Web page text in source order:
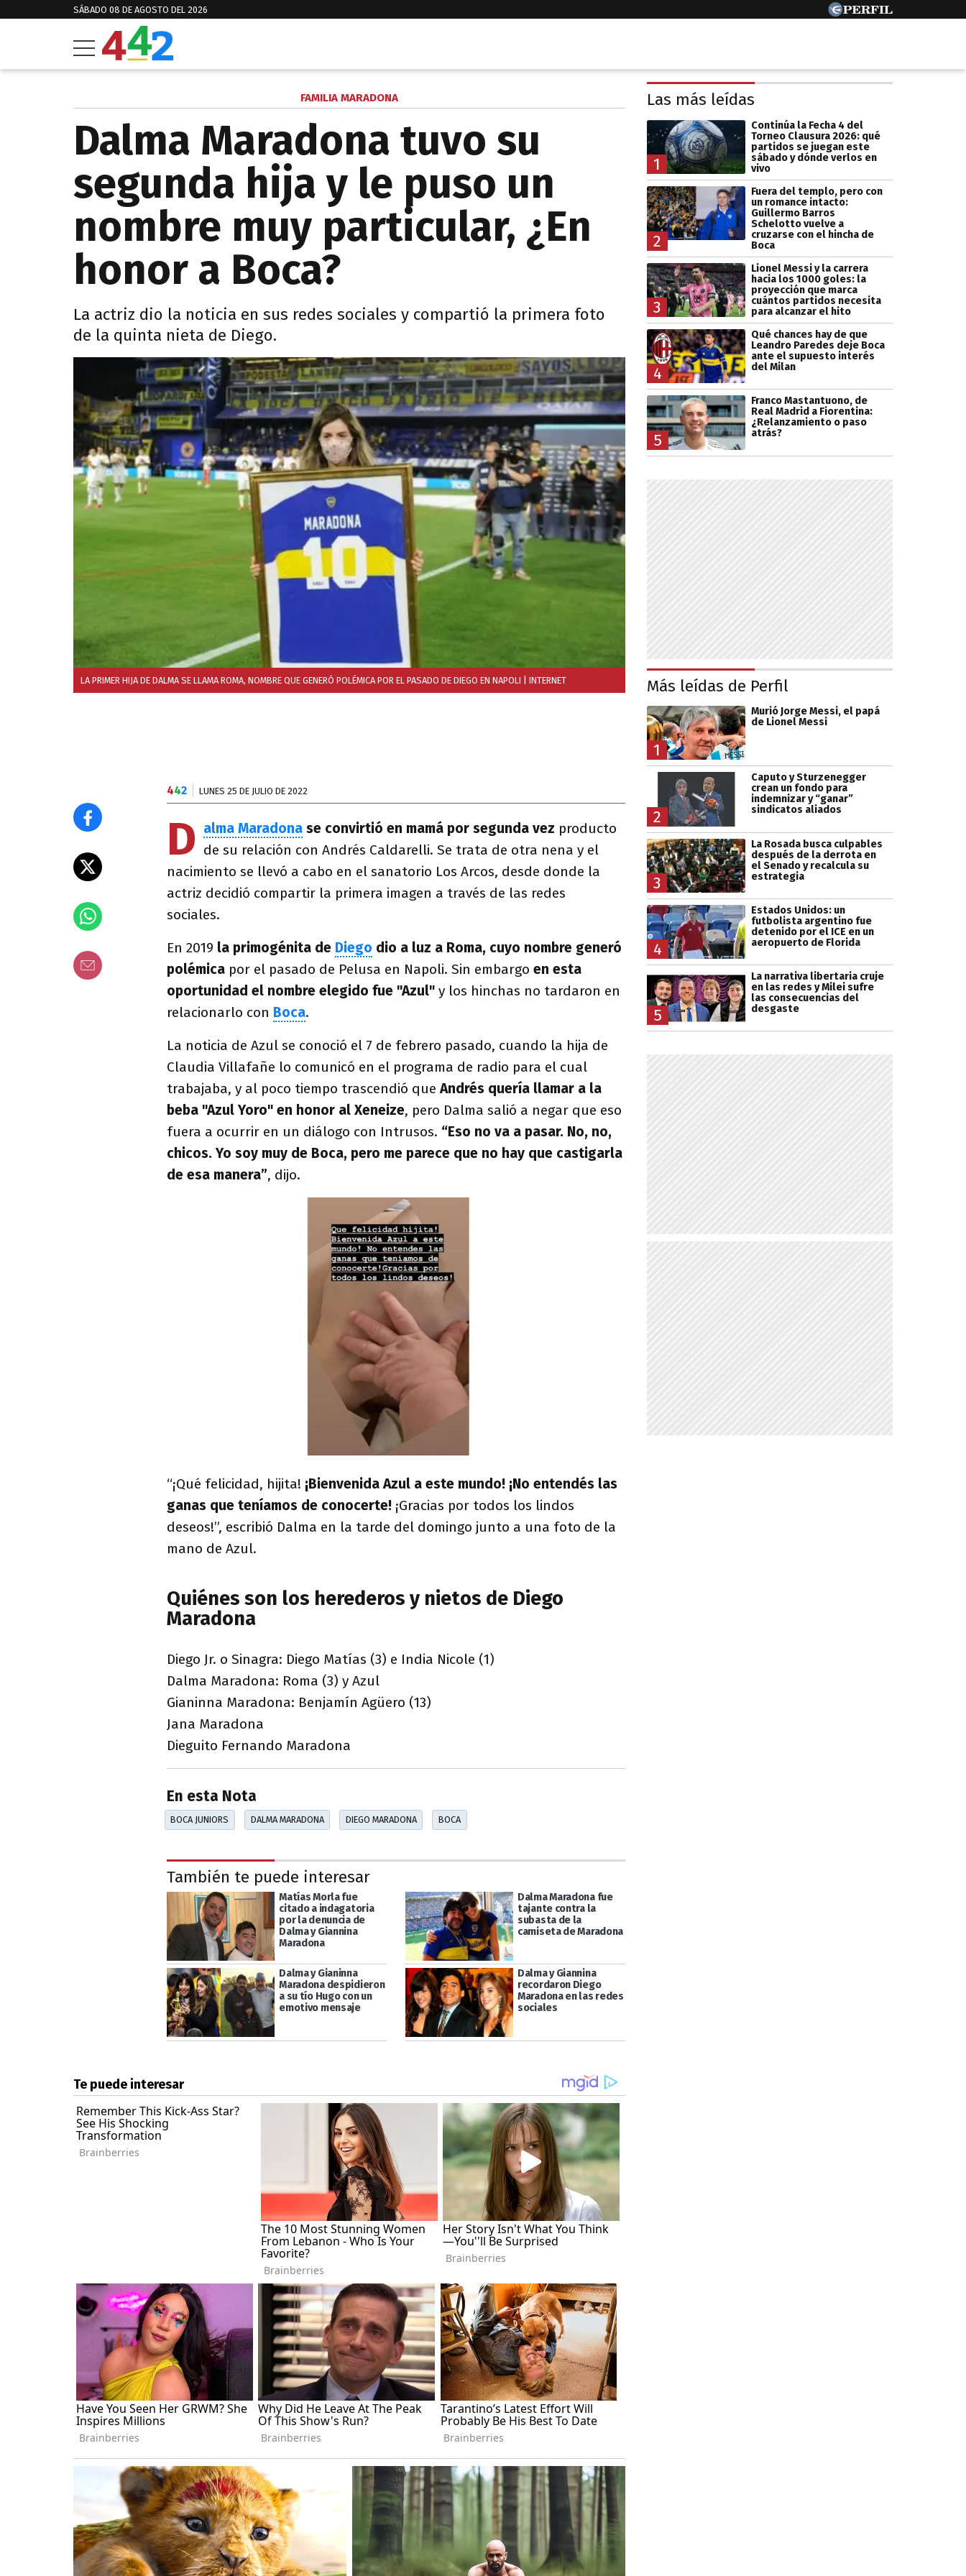
SÁBADO 08 DE AGOSTO DEL 2026
FAMILIA MARADONA
Dalma Maradona tuvo su
segunda hija y le puso un
nombre muy particular, ¿En
honor a Boca?
La actriz dio la noticia en sus redes sociales y compartió la primera foto
de la quinta nieta de Diego.
LA PRIMER HIJA DE DALMA SE LLAMA ROMA, NOMBRE QUE GENERÓ POLÉMICA POR EL PASADO DE DIEGO EN NAPOLI | INTERNET
442 LUNES 25 DE JULIO DE 2022
D alma Maradona se convirtió en mamá por segunda vez producto
de su relación con Andrés Caldarelli. Se trata de otra nena y el
nacimiento se llevó a cabo en el sanatorio Los Arcos, desde donde la
actriz decidió compartir la primera imagen a través de las redes
sociales.
En 2019 la primogénita de Diego dio a luz a Roma, cuyo nombre generó
polémica por el pasado de Pelusa en Napoli. Sin embargo en esta
oportunidad el nombre elegido fue "Azul" y los hinchas no tardaron en
relacionarlo con Boca.
La noticia de Azul se conoció el 7 de febrero pasado, cuando la hija de
Claudia Villafañe lo comunicó en el programa de radio para el cual
trabajaba, y al poco tiempo trascendió queAndrés quería llamar a la
beba "Azul Yoro" en honor al Xeneize, pero Dalma salió a negar que eso
fuera a ocurrir en un diálogo con Intrusos. “Eso no va a pasar. No, no,
chicos. Yo soy muy de Boca, pero me parece que no hay que castigarla
de esa manera”, dijo.
“¡Qué felicidad, hijita! ¡Bienvenida Azul a este mundo! ¡No entendés las
ganas que teníamos de conocerte! ¡Gracias por todos los lindos
deseos!”, escribió Dalma en la tarde del domingo junto a una foto de la
mano de Azul.
Quiénes son los herederos y nietos de Diego
Maradona
Diego Jr. o Sinagra: Diego Matías (3) e India Nicole (1)
Dalma Maradona: Roma (3) y Azul
Gianinna Maradona: Benjamín Agüero (13)
Jana Maradona
Dieguito Fernando Maradona
En esta Nota
BOCA JUNIORS DALMA MARADONA DIEGO MARADONA BOCA
También te puede interesar
Matías Morla fue
citado a indagatoria
por la denuncia de
Dalma y Giannina
Maradona
Dalma Maradona fue
tajante contra la
subasta de la
camiseta de Maradona
Dalma y Gianinna
Maradona despidieron
a su tío Hugo con un
emotivo mensaje
Dalma y Giannina
recordaron Diego
Maradona en las redes
sociales
Las más leídas
1
Continúa la Fecha 4 del
Torneo Clausura 2026: qué
partidos se juegan este
sábado y dónde verlos en
vivo
2
Fuera del templo, pero con
un romance intacto:
Guillermo Barros
Schelotto vuelve a
cruzarse con el hincha de
Boca
3
Lionel Messi y la carrera
hacia los 1000 goles: la
proyección que marca
cuántos partidos necesita
para alcanzar el hito
4
Qué chances hay de que
Leandro Paredes deje Boca
ante el supuesto interés
del Milan
5
Franco Mastantuono, de
Real Madrid a Fiorentina:
¿Relanzamiento o paso
atrás?
Más leídas de Perfil
1
Murió Jorge Messi, el papá
de Lionel Messi
2
Caputo y Sturzenegger
crean un fondo para
indemnizar y “ganar”
sindicatos aliados
3
La Rosada busca culpables
después de la derrota en
el Senado y recalcula su
estrategia
4
Estados Unidos: un
futbolista argentino fue
detenido por el ICE en un
aeropuerto de Florida
5
La narrativa libertaria cruje
en las redes y Milei sufre
las consecuencias del
desgaste